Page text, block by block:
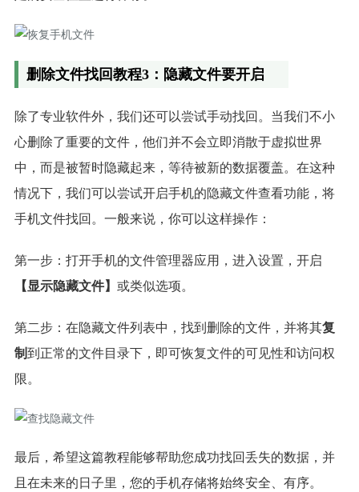
删除文件找回教程3：隐藏文件要开启
除了专业软件外，我们还可以尝试手动找回。当我们不小
心删除了重要的文件，他们并不会立即消散于虚拟世界
中，而是被暂时隐藏起来，等待被新的数据覆盖。在这种
情况下，我们可以尝试开启手机的隐藏文件查看功能，将
手机文件找回。一般来说，你可以这样操作：
第一步：打开手机的文件管理器应用，进入设置，开启
【显示隐藏文件】 或类似选项。
第二步：在隐藏文件列表中，找到删除的文件，并将其复
制到正常的文件目录下，即可恢复文件的可见性和访问权
限。
最后，希望这篇教程能够帮助您成功找回丢失的数据，并
且在未来的日子里，您的手机存储将始终安全、有序。